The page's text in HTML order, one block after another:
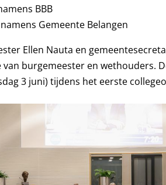
BBB
namens Gemeente Belangen
Ellen Nauta en
van burgemeester en wethouders.
3 juni) tijdens het eerste